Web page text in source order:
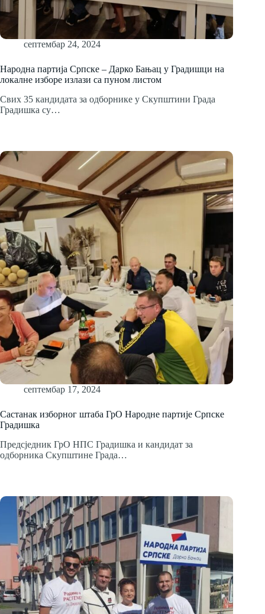
септембар 24, 2024
Народна партија Српске – Дарко Бањац у Градишци на
локалне изборе излази са пуном листом
Свих 35 кандидата за одборнике у Скупштини Града
Градишка су…
септембар 17, 2024
Састанак изборног штаба ГрО Народне партије Српске
Градишка
Предсједник ГрО НПС Градишка и кандидат за
одборника Скупштине Града…